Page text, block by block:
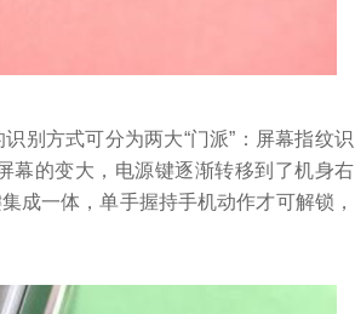
别方式可分为两大“门派”：屏幕指纹识
幕的变大，电源键逐渐转移到了机身右
成一体，单手握持手机动作才可解锁，